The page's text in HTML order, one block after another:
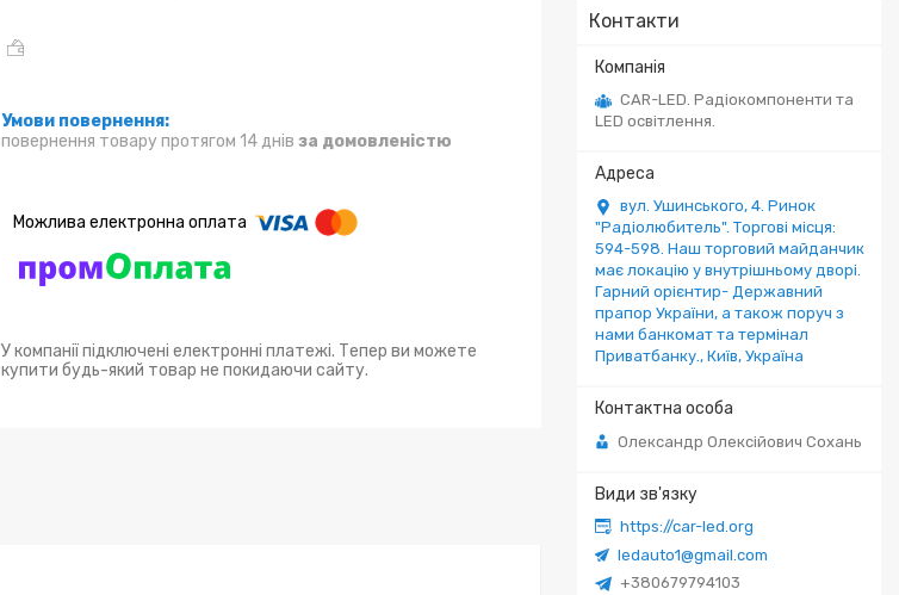
Контакти
CAR-LED. Радіокомпоненти та
LED освітлення.
вул. Ушинського, 4. Ринок
"Радіолюбитель". Торгові місця:
594-598. Наш торговий майданчик
має локацію у внутрішньому дворі.
Гарний орієнтир- Державний
прапор України, а також поруч з
нами банкомат та термінал
Приватбанку., Київ, Україна
Олександр Олексійович Сохань
https://car-led.org
ledauto1@gmail.com
+380679794103
повернення товару протягом 14 днів за домовленістю
У компанії підключені електронні платежі. Тепер ви можете
купити будь-який товар не покидаючи сайту.